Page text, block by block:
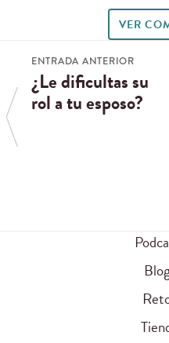
VER
ENTRADA ANTERIOR
¿Le dificultas su
rol a tu esposo?